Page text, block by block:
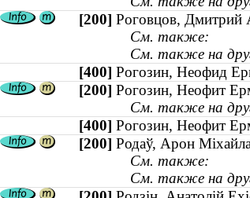
[200] Роговцов, Дмитрий
См. также:
См. также на
[400] Рогозин, Неофид
[200] Рогозин, Неофит
См. также на
[400] Рогозин, Неофит
[200] Родаў, Арон
См. также:
См. также на